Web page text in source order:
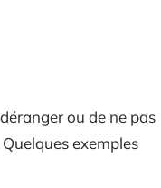
ou de ne pas
exemples